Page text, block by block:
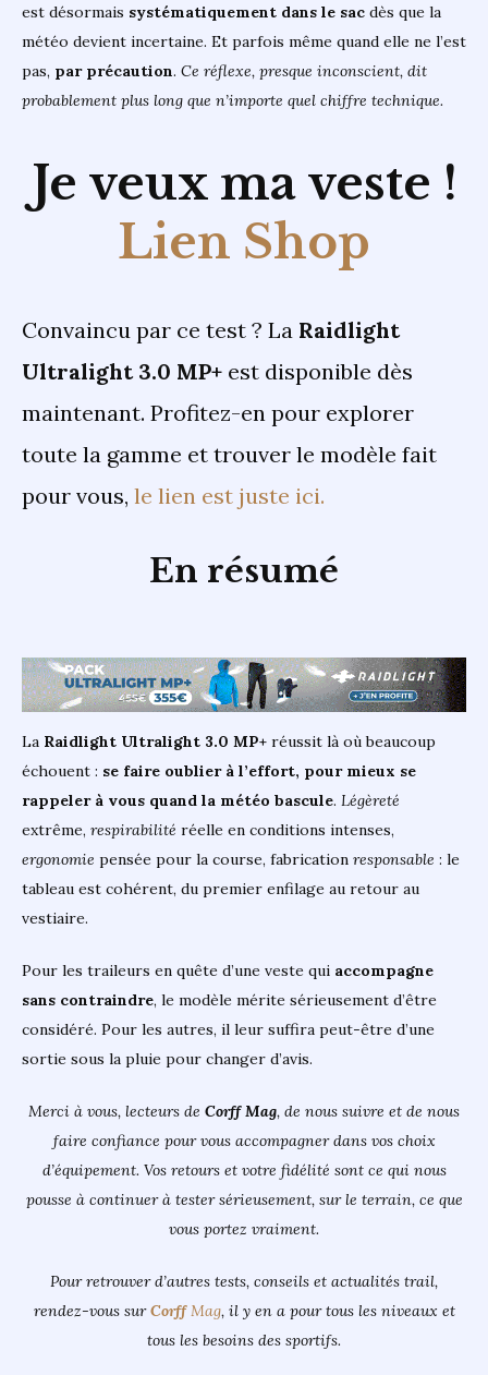
est désormais systématiquement dans le sac dès que la
météo devient incertaine. Et parfois même quand elle ne l’est
pas, par précaution. Ce réflexe, presque inconscient, dit
probablement plus long que n’importe quel chiffre technique.
Je veux ma veste !
Lien Shop
Convaincu par ce test ? La Raidlight
Ultralight 3.0 MP+ est disponible dès
maintenant. Profitez-en pour explorer
toute la gamme et trouver le modèle fait
pour vous, le lien est juste ici.
En résumé
La Raidlight Ultralight 3.0 MP+ réussit là où beaucoup
échouent : se faire oublier à l’effort, pour mieux se
rappeler à vous quand la météo bascule. Légèreté
extrême, respirabilité réelle en conditions intenses,
ergonomie pensée pour la course, fabrication responsable : le
tableau est cohérent, du premier enfilage au retour au
vestiaire.
Pour les traileurs en quête d’une veste qui accompagne
sans contraindre, le modèle mérite sérieusement d’être
considéré. Pour les autres, il leur suffira peut-être d’une
sortie sous la pluie pour changer d’avis.
Merci à vous, lecteurs de Corff Mag, de nous suivre et de nous
faire confiance pour vous accompagner dans vos choix
d’équipement. Vos retours et votre fidélité sont ce qui nous
pousse à continuer à tester sérieusement, sur le terrain, ce que
vous portez vraiment.
Pour retrouver d’autres tests, conseils et actualités trail,
rendez-vous sur CorffMag, il y en a pour tous les niveaux et
tous les besoins des sportifs.